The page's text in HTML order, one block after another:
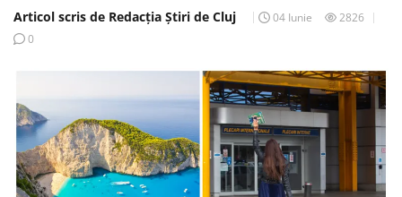
Articol scris de Redacția Știri de Cluj 04 Iunie
2826
0